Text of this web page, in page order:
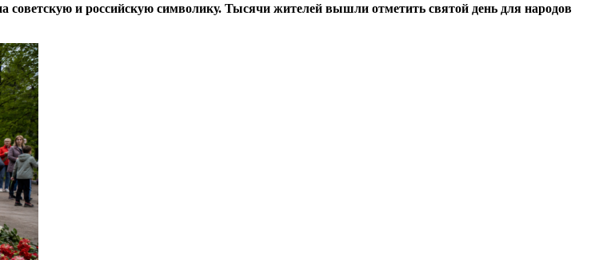
и российскую символику. Тысячи жителей вышли отметить святой день для народов